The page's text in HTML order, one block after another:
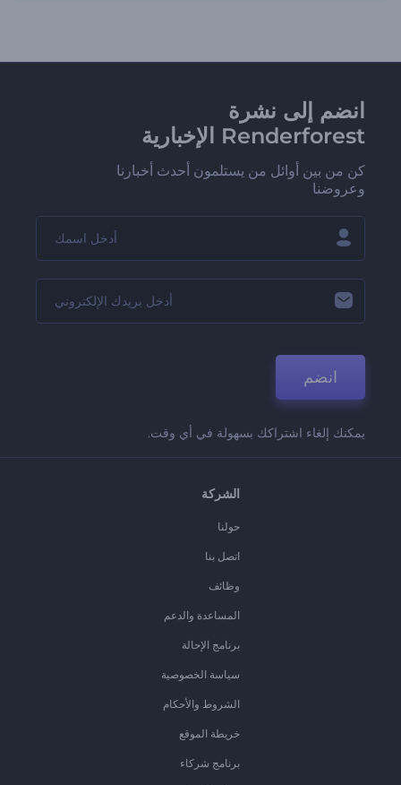
انضم إلى نشرة
Renderforest الإخبارية
كن من بين أوائل من يستلمون أحدث أخبارنا
وعروضنا
انضم
يمكنك إلغاء اشتراكك بسهولة في أي وقت.
الشركة
حولنا
اتصل بنا
وظائف
المساعدة والدعم
برنامج الإحالة
سياسة الخصوصية
الشروط والأحكام
خريطة الموقع
برنامج شركاء